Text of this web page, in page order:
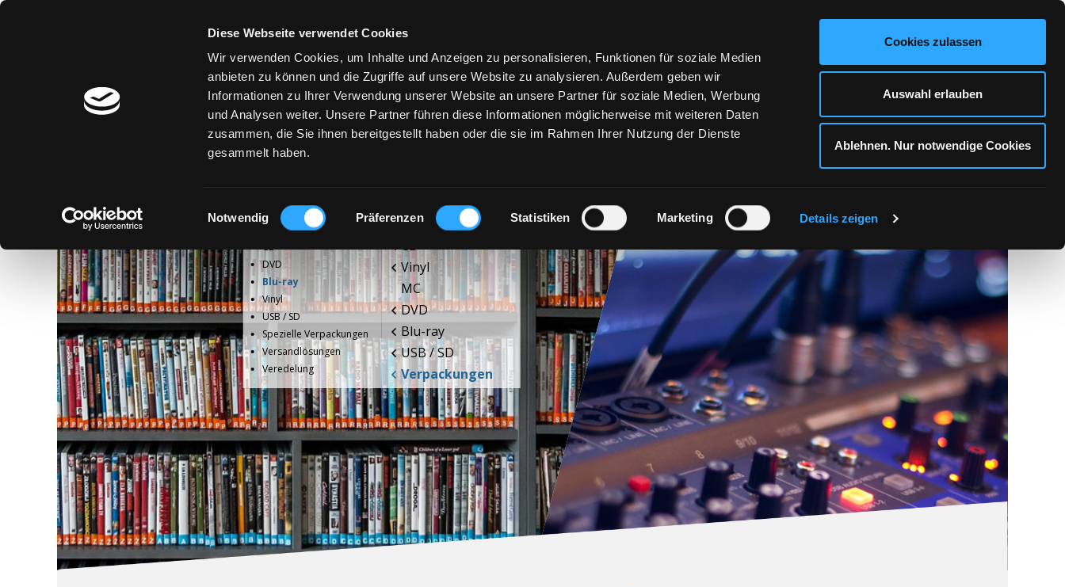
Diese Webseite verwendet Cookies
Wir verwenden Cookies, um Inhalte und Anzeigen zu personalisieren, Funktionen für soziale Medien
anbieten zu können und die Zugriffe auf unsere Website zu analysieren. Außerdem geben wir
Informationen zu Ihrer Verwendung unserer Website an unsere Partner für soziale Medien, Werbung
und Analysen weiter. Unsere Partner führen diese Informationen möglicherweise mit weiteren Daten
zusammen, die Sie ihnen bereitgestellt haben oder die sie im Rahmen Ihrer Nutzung der Dienste
gesammelt haben.
Einwilligungsauswahl
Notwendig Präferenzen Statistiken Marketing Details zeigen
Cookies zulassen
Auswahl erlauben
Ablehnen. Nur notwendige Cookies
KONTAKT
PRODUKTE
CD
Vinyl
MC
DVD
Blu-ray
USB / SD
Verpackungen
CD
DVD
Blu-ray
Vinyl
USB / SD
Spezielle Verpackungen
Versandlösungen
Veredelung
SERVICE